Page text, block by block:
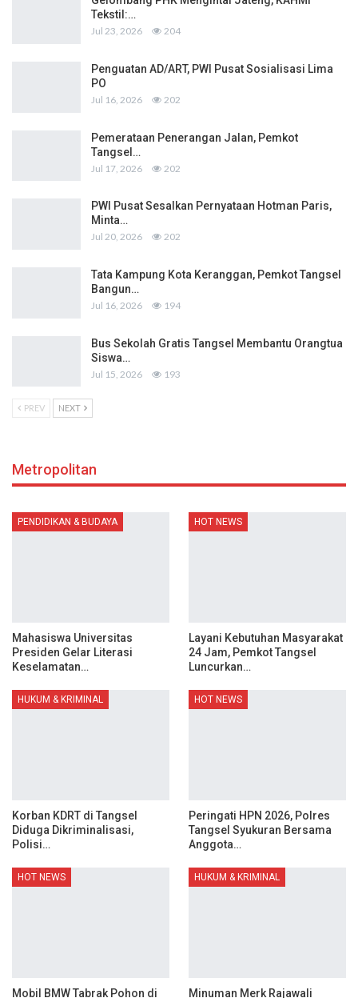
Tekstil:…
Jul 23, 2026 204
Penguatan AD/ART, PWI Pusat Sosialisasi Lima
PO
Jul 16, 2026 202
Pemerataan Penerangan Jalan, Pemkot
Tangsel…
Jul 17, 2026 202
PWI Pusat Sesalkan Pernyataan Hotman Paris,
Minta…
Jul 20, 2026 202
Tata Kampung Kota Keranggan, Pemkot Tangsel
Bangun…
Jul 16, 2026 194
Bus Sekolah Gratis Tangsel Membantu Orangtua
Siswa…
Jul 15, 2026 193
PREV NEXT
Metropolitan
PENDIDIKAN & BUDAYA
Mahasiswa Universitas
Presiden Gelar Literasi
Keselamatan…
HOT NEWS
Layani Kebutuhan Masyarakat
24 Jam, Pemkot Tangsel
Luncurkan…
HUKUM & KRIMINAL
Korban KDRT di Tangsel
Diduga Dikriminalisasi,
Polisi…
HOT NEWS
Peringati HPN 2026, Polres
Tangsel Syukuran Bersama
Anggota…
HOT NEWS
Mobil BMW Tabrak Pohon di
HUKUM & KRIMINAL
Minuman Merk Rajawali